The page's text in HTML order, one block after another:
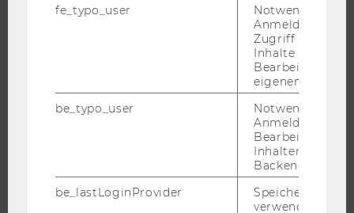
JOBS MIT WU-STUDIUM
fe_typo_user
Notwendig für
Anmeldung und
Zugriff auf
Inhalte oder zur
Bearbeitung des
eigenen Profils.
be_typo_user
Notwendig für
Anmeldung und
Bearbeitung von
Inhalten im
Backend.
be_lastLoginProvider
Speichert die
verwendete